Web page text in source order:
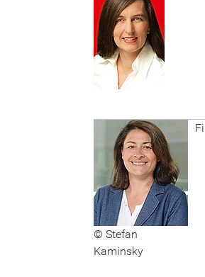
© Stefan
Kaminsky